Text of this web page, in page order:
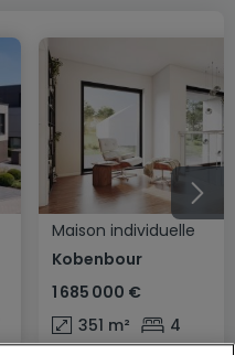
Maison individuelle
Kobenbour
1 685 000 €
351 m² 4